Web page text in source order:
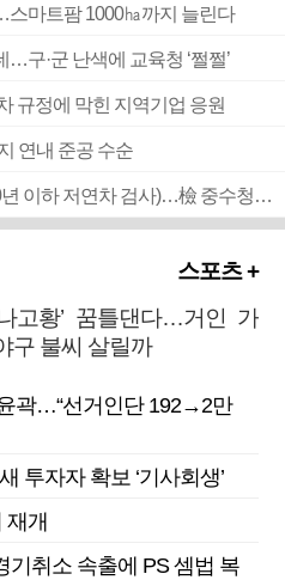
스마트팜 1000㏊까지 늘린다
구·군 난색에 교육청 ‘쩔쩔’
규정에 막힌 지역기업 응원
연내 준공 수순
■ 검사 신분 버리고 직급하향(10년 이하 저연차 검사)…檢 중수청행 기피
스포츠 +
나고황’ 꿈틀댄다…거인 가
구 불씨 살릴까
곽…“선거인단 192→2만
투자자 확보 ‘기사회생’
개
취소 속출에 PS 셈법 복